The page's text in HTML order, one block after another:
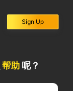
Sign Up
帮助呢？